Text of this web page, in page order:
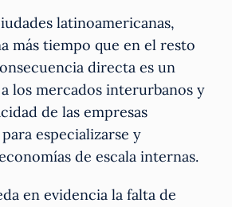
latinoamericanas,
más tiempo que en el resto
directa es un
los mercados interurbanos y
de las empresas
especializarse y
de escala internas.
en evidencia la falta de